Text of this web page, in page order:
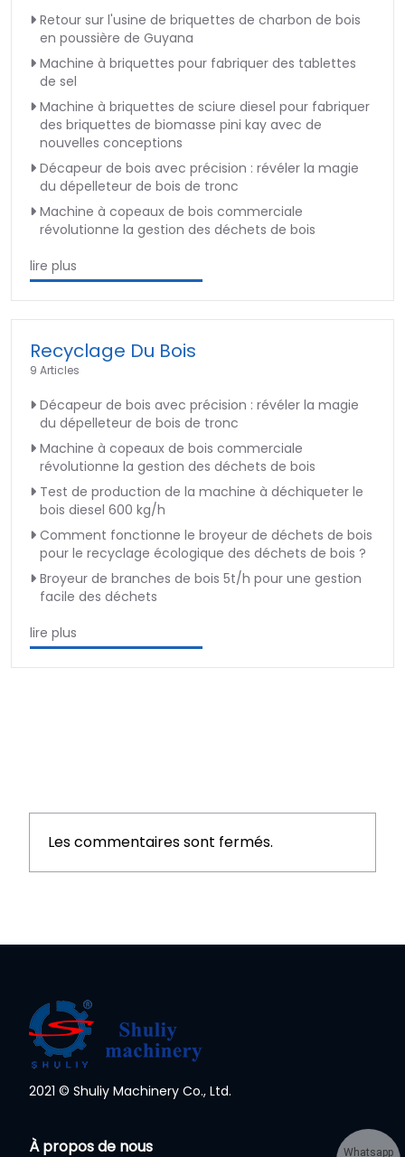
Retour sur l'usine de briquettes de charbon de bois
en poussière de Guyana
Machine à briquettes pour fabriquer des tablettes
de sel
Machine à briquettes de sciure diesel pour fabriquer
des briquettes de biomasse pini kay avec de
nouvelles conceptions
Décapeur de bois avec précision : révéler la magie
du dépelleteur de bois de tronc
Machine à copeaux de bois commerciale
révolutionne la gestion des déchets de bois
lire plus
Recyclage Du Bois
9 Articles
Décapeur de bois avec précision : révéler la magie
du dépelleteur de bois de tronc
Machine à copeaux de bois commerciale
révolutionne la gestion des déchets de bois
Test de production de la machine à déchiqueter le
bois diesel 600 kg/h
Comment fonctionne le broyeur de déchets de bois
pour le recyclage écologique des déchets de bois ?
Broyeur de branches de bois 5t/h pour une gestion
facile des déchets
lire plus
Les commentaires sont fermés.
2021 © Shuliy Machinery Co., Ltd.
À propos de nous Whatsapp